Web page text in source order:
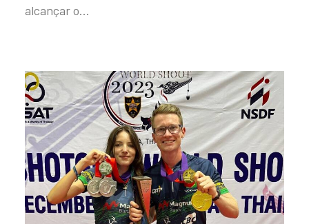
alcançar o…